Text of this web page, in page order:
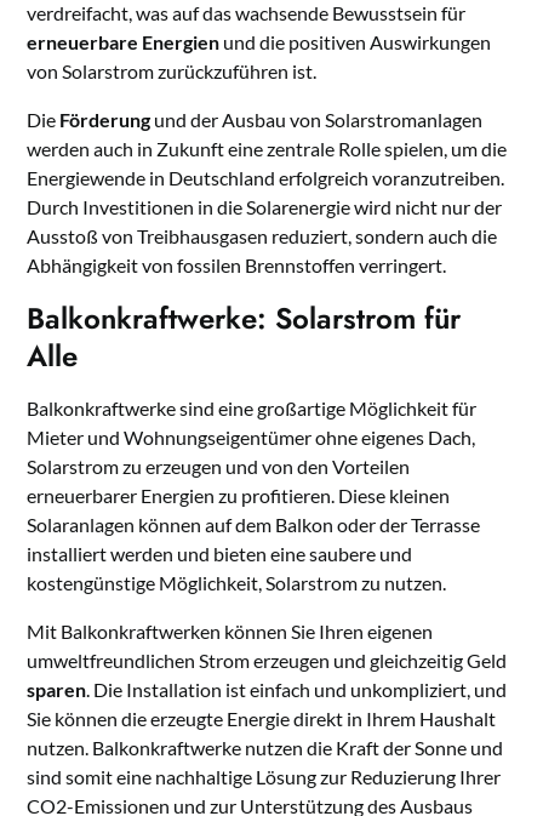
verdreifacht, was auf das wachsende Bewusstsein für
erneuerbare Energien und die positiven Auswirkungen
von Solarstrom zurückzuführen ist.
Die Förderung und der Ausbau von Solarstromanlagen
werden auch in Zukunft eine zentrale Rolle spielen, um die
Energiewende in Deutschland erfolgreich voranzutreiben.
Durch Investitionen in die Solarenergie wird nicht nur der
Ausstoß von Treibhausgasen reduziert, sondern auch die
Abhängigkeit von fossilen Brennstoffen verringert.
Balkonkraftwerke: Solarstrom für
Alle
Balkonkraftwerke sind eine großartige Möglichkeit für
Mieter und Wohnungseigentümer ohne eigenes Dach,
Solarstrom zu erzeugen und von den Vorteilen
erneuerbarer Energien zu profitieren. Diese kleinen
Solaranlagen können auf dem Balkon oder der Terrasse
installiert werden und bieten eine saubere und
kostengünstige Möglichkeit, Solarstrom zu nutzen.
Mit Balkonkraftwerken können Sie Ihren eigenen
umweltfreundlichen Strom erzeugen und gleichzeitig Geld
sparen. Die Installation ist einfach und unkompliziert, und
Sie können die erzeugte Energie direkt in Ihrem Haushalt
nutzen. Balkonkraftwerke nutzen die Kraft der Sonne und
sind somit eine nachhaltige Lösung zur Reduzierung Ihrer
CO2-Emissionen und zur Unterstützung des Ausbaus